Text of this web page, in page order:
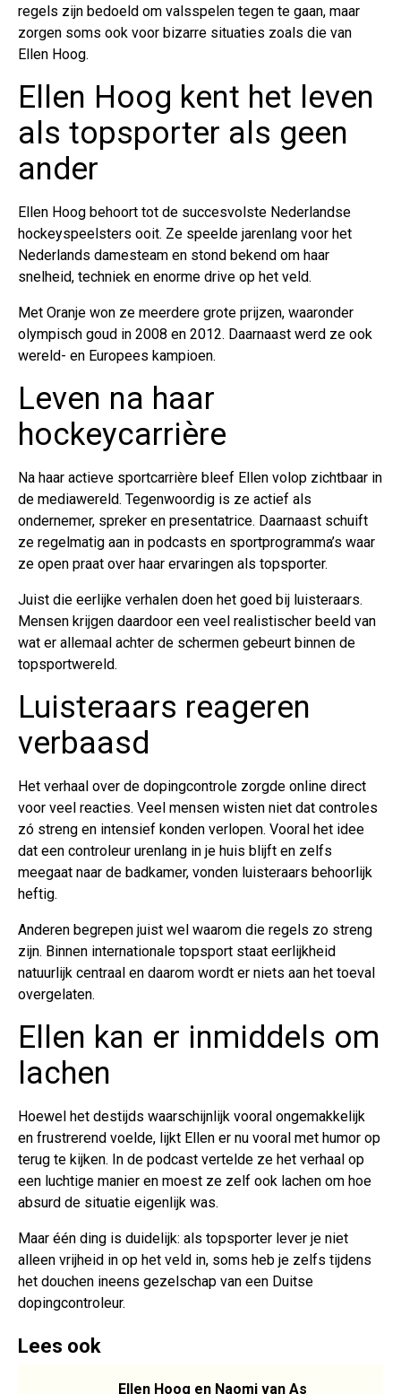
regels zijn bedoeld om valsspelen tegen te gaan, maar
zorgen soms ook voor bizarre situaties zoals die van
Ellen Hoog.
Ellen Hoog kent het leven
als topsporter als geen
ander
Ellen Hoog behoort tot de succesvolste Nederlandse
hockeyspeelsters ooit. Ze speelde jarenlang voor het
Nederlands damesteam en stond bekend om haar
snelheid, techniek en enorme drive op het veld.
Met Oranje won ze meerdere grote prijzen, waaronder
olympisch goud in 2008 en 2012. Daarnaast werd ze ook
wereld- en Europees kampioen.
Leven na haar
hockeycarrière
Na haar actieve sportcarrière bleef Ellen volop zichtbaar in
de mediawereld. Tegenwoordig is ze actief als
ondernemer, spreker en presentatrice. Daarnaast schuift
ze regelmatig aan in podcasts en sportprogramma’s waar
ze open praat over haar ervaringen als topsporter.
Juist die eerlijke verhalen doen het goed bij luisteraars.
Mensen krijgen daardoor een veel realistischer beeld van
wat er allemaal achter de schermen gebeurt binnen de
topsportwereld.
Luisteraars reageren
verbaasd
Het verhaal over de dopingcontrole zorgde online direct
voor veel reacties. Veel mensen wisten niet dat controles
zó streng en intensief konden verlopen. Vooral het idee
dat een controleur urenlang in je huis blijft en zelfs
meegaat naar de badkamer, vonden luisteraars behoorlijk
heftig.
Anderen begrepen juist wel waarom die regels zo streng
zijn. Binnen internationale topsport staat eerlijkheid
natuurlijk centraal en daarom wordt er niets aan het toeval
overgelaten.
Ellen kan er inmiddels om
lachen
Hoewel het destijds waarschijnlijk vooral ongemakkelijk
en frustrerend voelde, lijkt Ellen er nu vooral met humor op
terug te kijken. In de podcast vertelde ze het verhaal op
een luchtige manier en moest ze zelf ook lachen om hoe
absurd de situatie eigenlijk was.
Maar één ding is duidelijk: als topsporter lever je niet
alleen vrijheid in op het veld in, soms heb je zelfs tijdens
het douchen ineens gezelschap van een Duitse
dopingcontroleur.
Lees ook
Ellen Hoog en Naomi van As